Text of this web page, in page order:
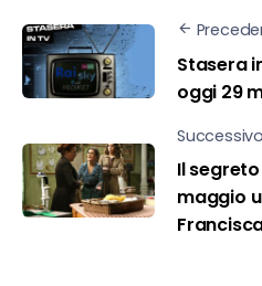
Stasera
oggi 29
Successivo
Il
maggio